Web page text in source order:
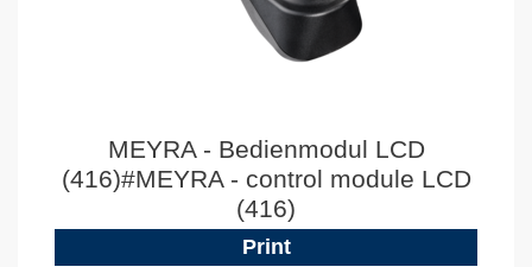
MEYRA - Bedienmodul LCD
(416)#MEYRA - control module LCD
(416)
Print